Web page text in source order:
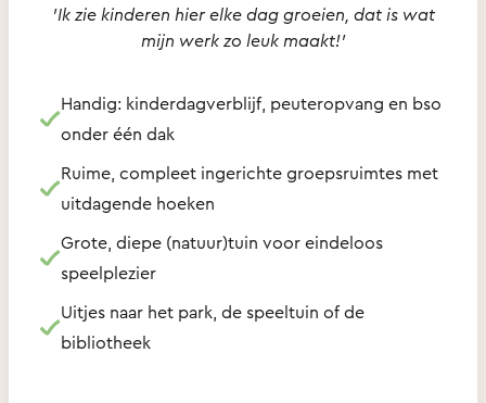
'Ik zie kinderen hier elke dag groeien, dat is wat
mijn werk zo leuk maakt!'
Handig: kinderdagverblijf, peuteropvang en bso
onder één dak
Ruime, compleet ingerichte groepsruimtes met
uitdagende hoeken
Grote, diepe (natuur)tuin voor eindeloos
speelplezier
Uitjes naar het park, de speeltuin of de
bibliotheek